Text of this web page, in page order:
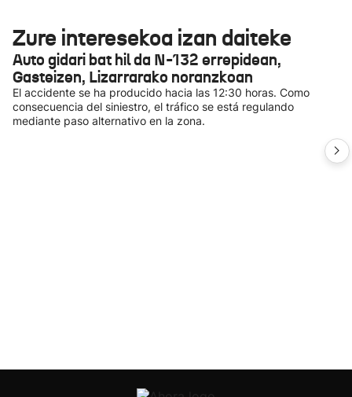
Zure interesekoa izan daiteke
Auto gidari bat hil da N-132 errepidean,
Gasteizen, Lizarrarako noranzkoan
El accidente se ha producido hacia las 12:30 horas. Como
consecuencia del siniestro, el tráfico se está regulando
mediante paso alternativo en la zona.